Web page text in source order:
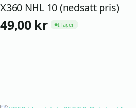
X360 NHL 10 (nedsatt pris)
49,00 kr ●I lager